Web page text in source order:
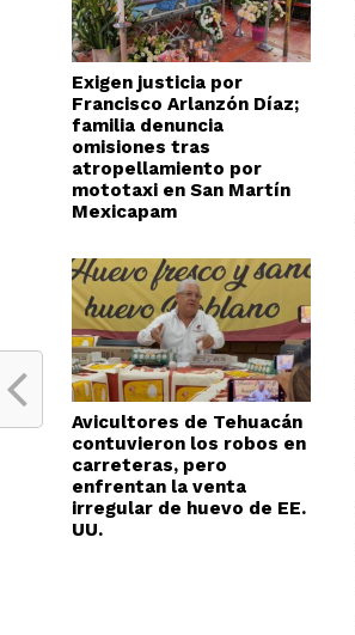
Exigen justicia por
Francisco Arlanzón Díaz;
familia denuncia
omisiones tras
atropellamiento por
mototaxi en San Martín
Mexicapam
Avicultores de Tehuacán
contuvieron los robos en
carreteras, pero
enfrentan la venta
irregular de huevo de EE.
UU.